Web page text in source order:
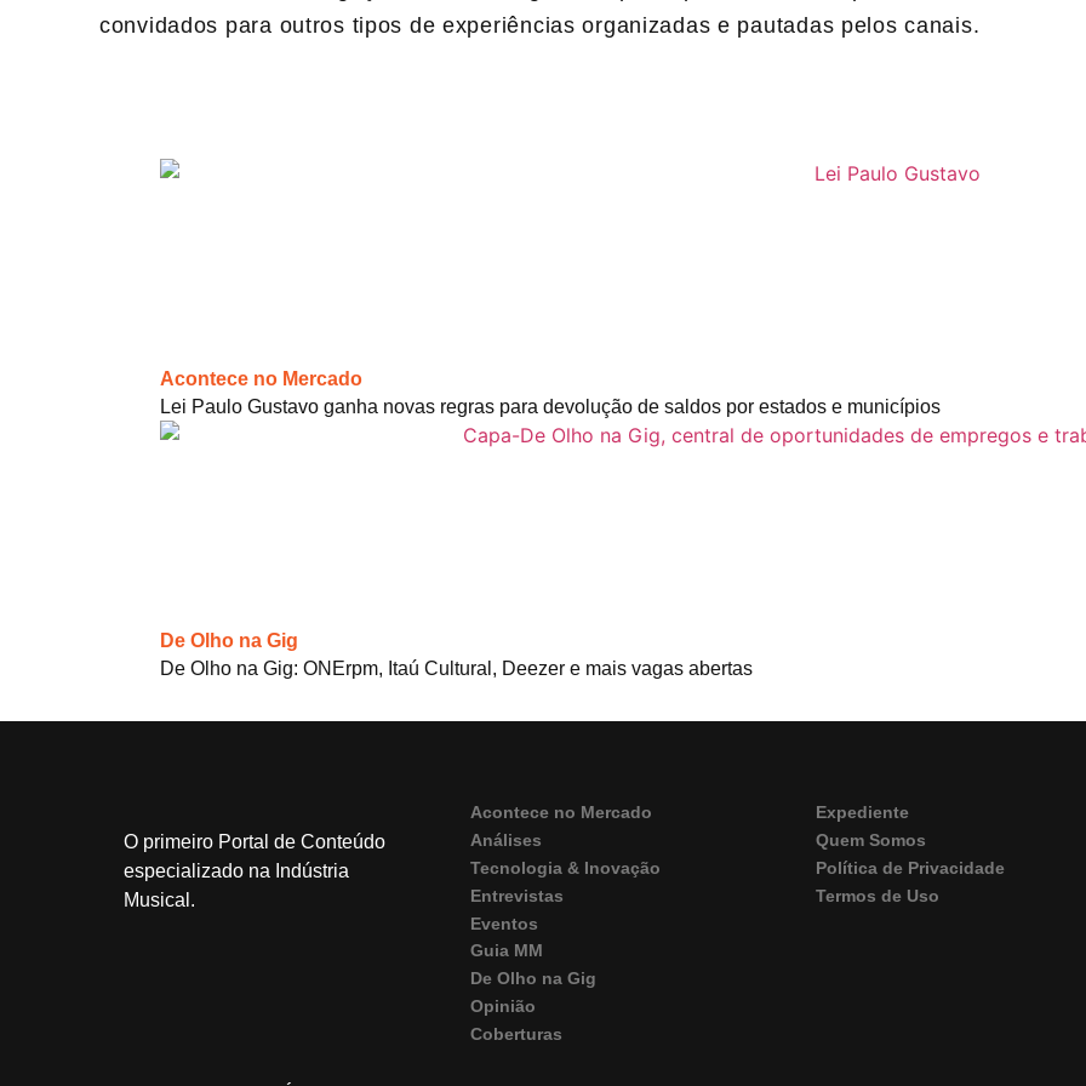
convidados para outros tipos de experiências organizadas e pautadas pelos canais.
Acontece no Mercado
Lei Paulo Gustavo ganha novas regras para devolução de saldos por estados e municípios
De Olho na Gig
De Olho na Gig: ONErpm, Itaú Cultural, Deezer e mais vagas abertas
O primeiro Portal de Conteúdo
especializado na Indústria
Musical.
Acontece no Mercado
Análises
Tecnologia & Inovação
Entrevistas
Eventos
Guia MM
De Olho na Gig
Opinião
Coberturas
Expediente
Quem Somos
Política de Privacidade
Termos de Uso